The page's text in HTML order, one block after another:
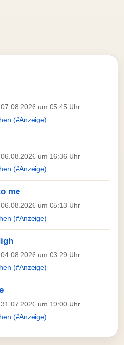
um 05:45 Uhr
(#Anzeige)
um 16:36 Uhr
(#Anzeige)
me
um 05:13 Uhr
(#Anzeige)
um 03:29 Uhr
(#Anzeige)
um 19:00 Uhr
(#Anzeige)